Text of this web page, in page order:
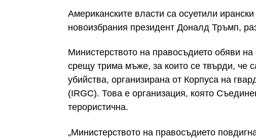
Американските власти са осуетили
новоизбрания президент Доналд Тръмп,
Министерството на правосъдието обяви
срещу трима мъже, за които се твърди, че
убийства, организирана от Корпуса на
(IRGC). Това е организация, която
терористична.
„Министерството на правосъдието